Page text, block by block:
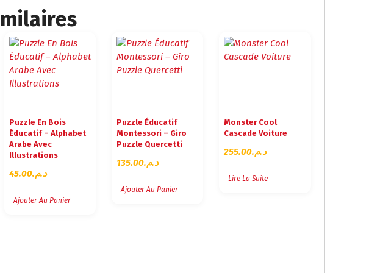
Puzzle En Bois
Éducatif – Alphabet
Arabe Avec
Illustrations
د.م.45.00
Ajouter Au Panier
Puzzle Éducatif
Montessori – Giro
Puzzle Quercetti
د.م.135.00
Ajouter Au Panier
Monster Cool
Cascade Voiture
د.م.255.00
Lire La Suite